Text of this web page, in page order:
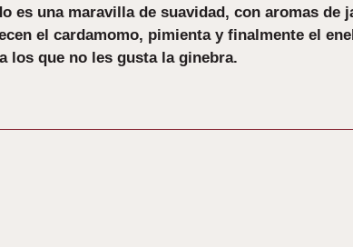
es una maravilla de suavidad, con aromas de
el cardamomo, pimienta y finalmente el
los que no les gusta la ginebra.